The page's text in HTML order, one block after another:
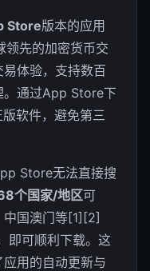
Store版本的应用
领先的加密货币交
体验，支持数百
。通过App Store下
软件，避免第三
Store无法直接搜
个国家/地区可
中国澳门等[1][2]
即可顺利下载。这
用的自动更新与